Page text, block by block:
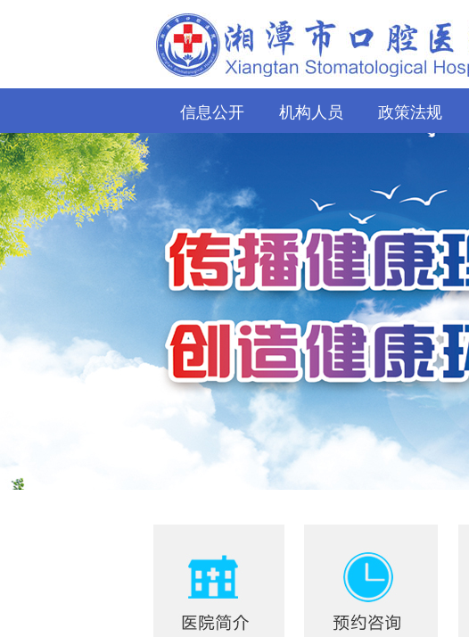
信息公开 机构人员 政策法规